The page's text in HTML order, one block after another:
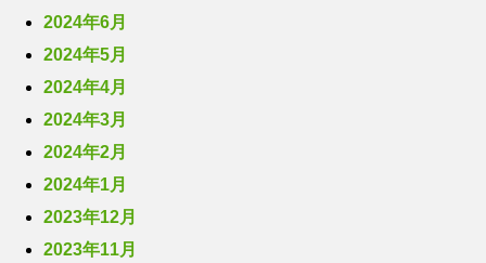
2024年6月
2024年5月
2024年4月
2024年3月
2024年2月
2024年1月
2023年12月
2023年11月